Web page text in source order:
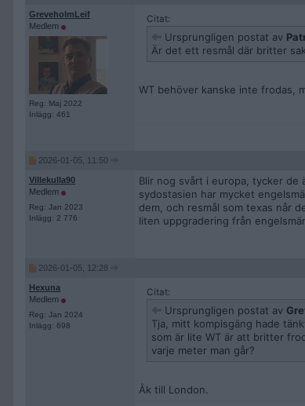
GreveholmLeif
Medlem
Reg: Maj 2022
Inlägg: 461
Citat:
Ursprungligen postat av
Är det ett resmål där britter
WT behöver kanske inte frodas,
2026-01-05, 11:50
Villekulla90
Medlem
Reg: Jan 2023
Inlägg: 2 776
Blir nog svårt i europa, tycker de
sydostasien har mycket
dem, och resmål som texas når
liten uppgradering från
2026-01-05, 12:28
Hexuna
Medlem
Reg: Jan 2024
Inlägg: 698
Citat:
Ursprungligen postat av
Tja, mitt kompisgäng hade
som är lite WT är att britter
varje meter man går?
Åk till London.